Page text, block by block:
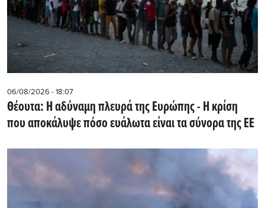
06/08/2026 - 18:07
Θέουτα: Η αδύναμη πλευρά της Ευρώπης - Η κρίση
που αποκάλυψε πόσο ευάλωτα είναι τα σύνορα της ΕΕ